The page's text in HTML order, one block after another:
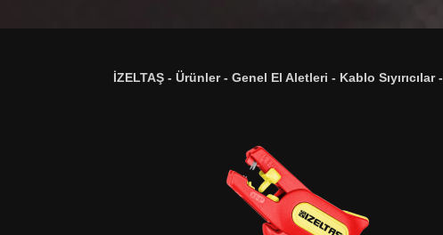
İZELTAŞ - Ürünler- Genel El Aletleri - Kablo Sıyırıcılar-